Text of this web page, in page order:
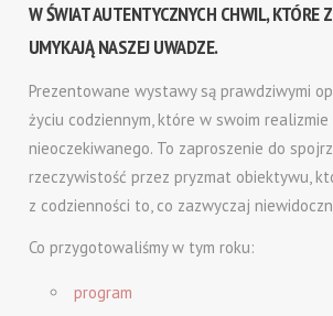
W ŚWIAT AUTENTYCZNYCH CHWIL, KTÓRE
UMYKAJĄ NASZEJ UWADZE.
Prezentowane wystawy są prawdziwymi
życiu codziennym, które w swoim realizmie
nieoczekiwanego. To zaproszenie do
rzeczywistość przez pryzmat obiektywu,
z codzienności to, co zazwyczaj
Co przygotowaliśmy w tym roku:
program